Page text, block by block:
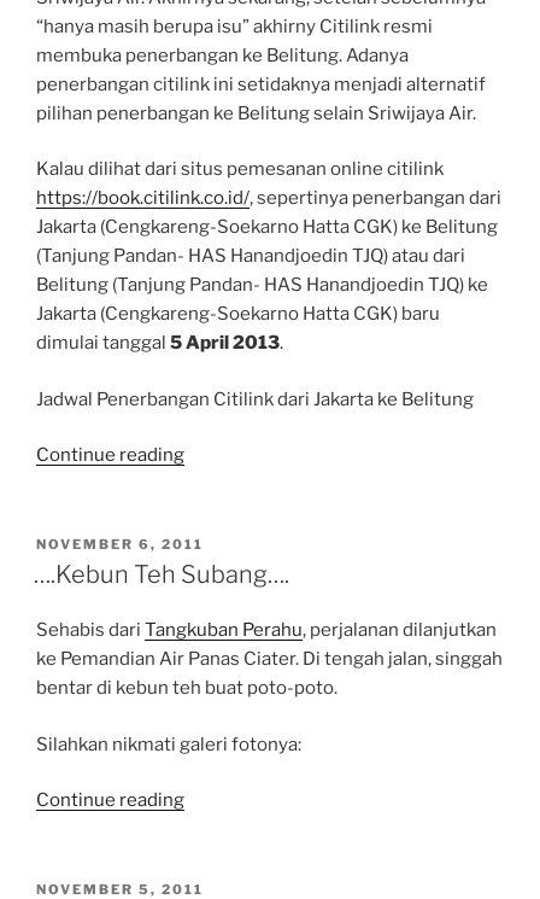
“hanya masih berupa isu” akhirny Citilink resmi
membuka penerbangan ke Belitung. Adanya
penerbangan citilink ini setidaknya menjadi alternatif
pilihan penerbangan ke Belitung selain Sriwijaya Air.
Kalau dilihat dari situs pemesanan online citilink
https://book.citilink.co.id/, sepertinya penerbangan dari
Jakarta (Cengkareng-Soekarno Hatta CGK) ke Belitung
(Tanjung Pandan- HAS Hanandjoedin TJQ) atau dari
Belitung (Tanjung Pandan- HAS Hanandjoedin TJQ) ke
Jakarta (Cengkareng-Soekarno Hatta CGK) baru
dimulai tanggal 5 April 2013.
Jadwal Penerbangan Citilink dari Jakarta ke Belitung
Continue reading“Jadwal
Citilink
ke
–
Alternatif
Pesawat
Sriwijaya
POSTED
ON
NOVEMBER 6, 2011
….Kebun Teh Subang….
Sehabis dari Tangkuban Perahu, perjalanan dilanjutkan
ke Pemandian Air Panas Ciater. Di tengah jalan, singgah
bentar di kebun teh buat poto-poto.
Silahkan nikmati galeri fotonya:
Continue reading“….Kebun
POSTED
NOVEMBER 5, 2011